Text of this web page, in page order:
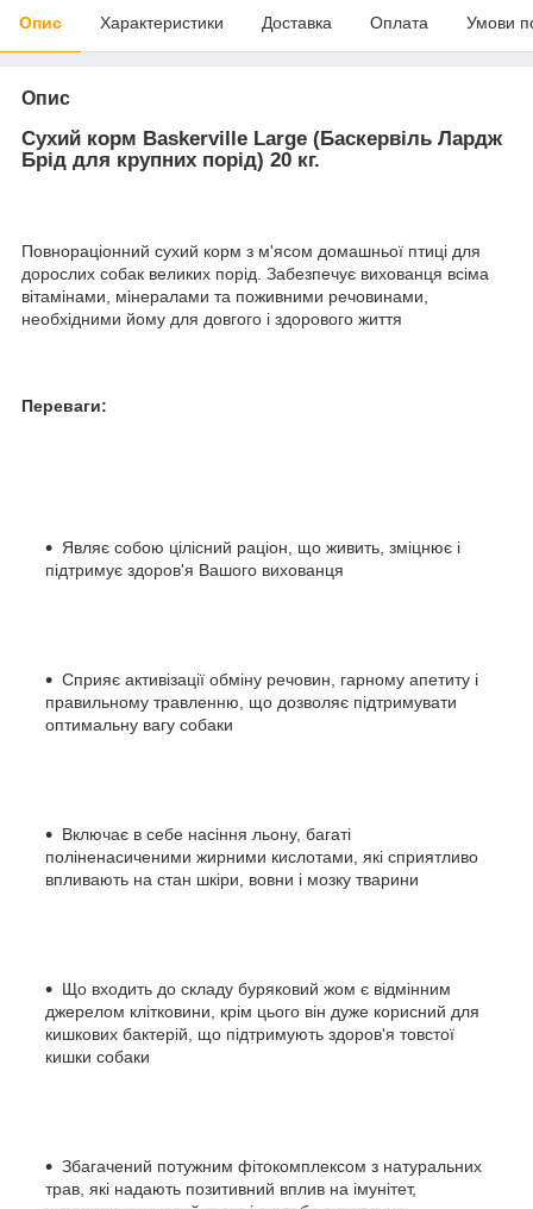
Опис Характеристики Доставка Оплата Умови
Опис
Сухий корм Baskerville Large (Баскервіль Лардж
Брід для крупних порід) 20 кг.
Повнораціонний сухий корм з м'ясом домашньої птиці для
дорослих собак великих порід. Забезпечує вихованця всіма
вітамінами, мінералами та поживними речовинами,
необхідними йому для довгого і здорового життя
Переваги:
Являє собою цілісний раціон, що живить, зміцнює і
підтримує здоров'я Вашого вихованця
Сприяє активізації обміну речовин, гарному апетиту і
правильному травленню, що дозволяє підтримувати
оптимальну вагу собаки
Включає в себе насіння льону, багаті
поліненасиченими жирними кислотами, які сприятливо
впливають на стан шкіри, вовни і мозку тварини
Що входить до складу буряковий жом є відмінним
джерелом клітковини, крім цього він дуже корисний для
кишкових бактерій, що підтримують здоров'я товстої
кишки собаки
Збагачений потужним фітокомплексом з натуральних
трав, які надають позитивний вплив на імунітет,